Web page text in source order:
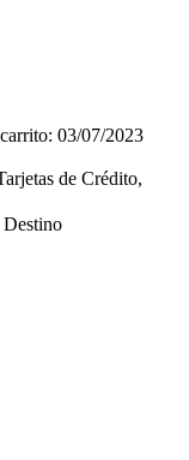
03/07/2023
de Crédito,
Destino